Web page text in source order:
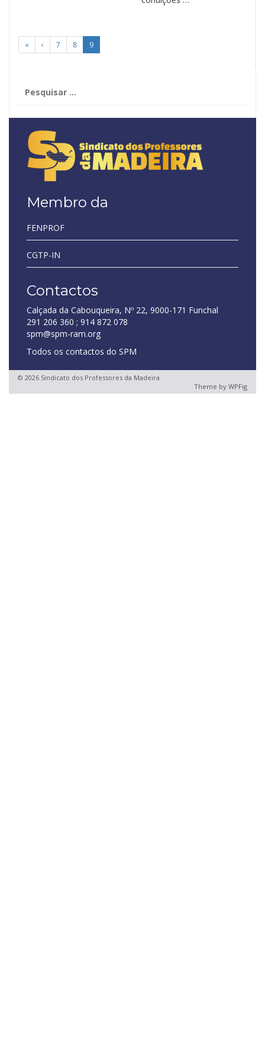
« ‹ 7 8 9
por:
Membro da
FENPROF
CGTP-IN
Contactos
Calçada da Cabouqueira, Nº 22, 9000-171 Funchal
291 206 360 ; 914 872 078
spm@spm-ram.org
Todos os contactos do SPM
© 2026 Sindicato dos Professores da Madeira
Theme by WPFig